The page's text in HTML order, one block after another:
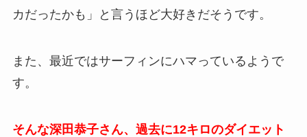
カだったかも」と言うほど大好きだそうです。
また、最近ではサーフィンにハマっているようで
す。
そんな深田恭子さん、過去に12キロのダイエット